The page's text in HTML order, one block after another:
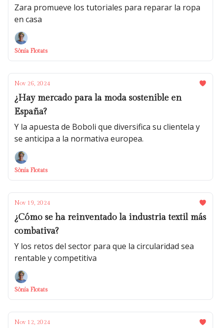
Zara promueve los tutoriales para reparar la ropa
en casa
Sònia Flotats
Nov 26, 2024
¿Hay mercado para la moda sostenible en
España?
Y la apuesta de Boboli que diversifica su clientela y
se anticipa a la normativa europea.
Sònia Flotats
Nov 19, 2024
¿Cómo se ha reinventado la industria textil más
combativa?
Y los retos del sector para que la circularidad sea
rentable y competitiva
Sònia Flotats
Nov 12, 2024